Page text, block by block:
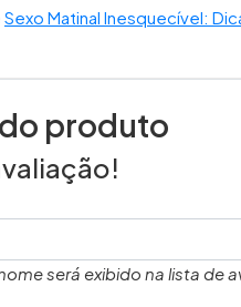
Sexo Matinal Inesquecível:
produto
será exibido na lista de